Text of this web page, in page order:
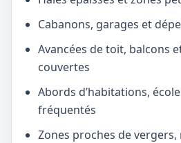
Cabanons, garages et
Avancées de toit, balcons
couvertes
Abords d’habitations,
fréquentés
Zones proches de vergers,